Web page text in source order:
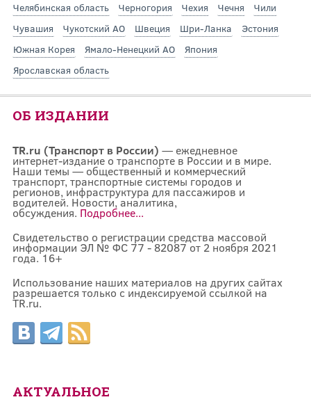
Челябинская область
Черногория Чехия Чечня
Чили
Чувашия
Чукотский АО Швеция Шри-Ланка
Эстония
Южная Корея
Ямало-Ненецкий АО
Япония
Ярославская область
ОБ ИЗДАНИИ
TR.ru (Транспорт в России) — ежедневное
интернет-издание о транспорте в России и в мире.
Наши темы — общественный и коммерческий
транспорт, транспортные системы городов и
регионов, инфраструктура для пассажиров и
водителей. Новости, аналитика,
обсуждения. Подробнее...
Свидетельство о регистрации средства массовой
информации ЭЛ № ФС 77 - 82087 от 2 ноября 2021
года. 16+
Использование наших материалов на других сайтах
разрешается только с индексируемой ссылкой на
TR.ru.
АКТУАЛЬНОЕ